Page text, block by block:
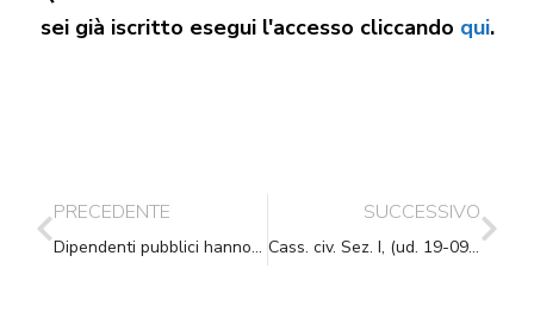
sei già iscritto esegui l'accesso cliccando qui.
PRECEDENTE
Dipendenti pubblici hanno idee politiche diverse dai vertici? Non possono essere emarginati
SUCCESSIVO
Cass. civ. Sez. I, (ud. 19-09-2008) 30-10-2008, n. 26118